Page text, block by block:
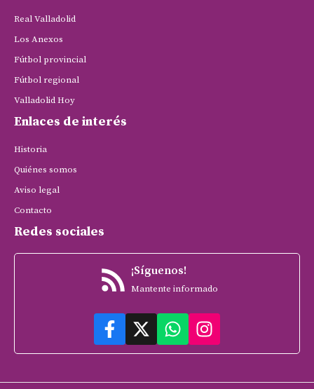
Real Valladolid
Los Anexos
Fútbol provincial
Fútbol regional
Valladolid Hoy
Enlaces de interés
Historia
Quiénes somos
Aviso legal
Contacto
Redes sociales
¡Síguenos!
Mantente informado